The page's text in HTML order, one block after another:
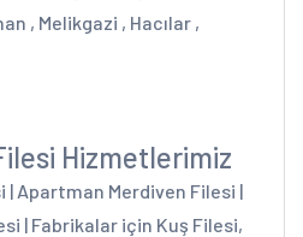
, Melikgazi , Hacılar ,
Hizmetlerimiz
| Apartman Merdiven Filesi |
| Fabrikalar için Kuş Filesi,